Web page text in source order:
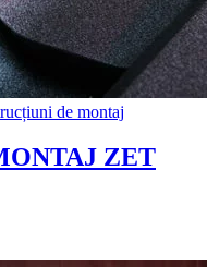
de montaj
ZET